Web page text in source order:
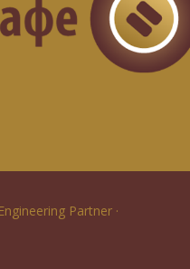
Partner ·